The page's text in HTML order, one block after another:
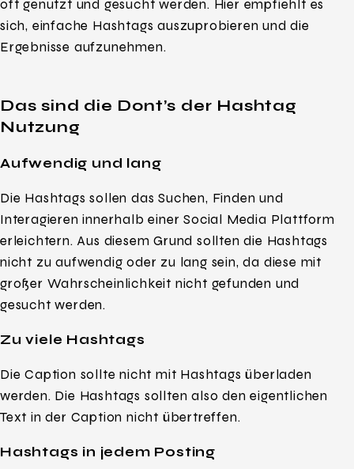
oft genutzt und gesucht werden. Hier empfiehlt es
sich, einfache Hashtags auszuprobieren und die
Ergebnisse aufzunehmen.
Das sind die Dont’s der Hashtag
Nutzung
Aufwendig und lang
Die Hashtags sollen das Suchen, Finden und
Interagieren innerhalb einer Social Media Plattform
erleichtern. Aus diesem Grund sollten die Hashtags
nicht zu aufwendig oder zu lang sein, da diese mit
großer Wahrscheinlichkeit nicht gefunden und
gesucht werden.
Zu viele Hashtags
Die Caption sollte nicht mit Hashtags überladen
werden. Die Hashtags sollten also den eigentlichen
Text in der Caption nicht übertreffen.
Hashtags in jedem Posting